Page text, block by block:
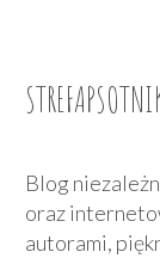
Blog
oraz
autorami,